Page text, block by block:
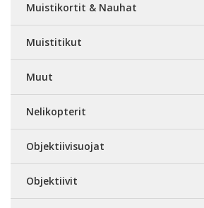
Muistikortit & Nauhat
Muistitikut
Muut
Nelikopterit
Objektiivisuojat
Objektiivit